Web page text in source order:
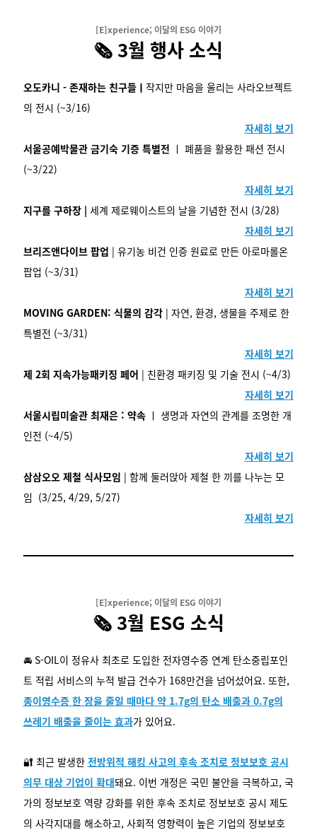
[E]xperience; 이달의 ESG 이야기
🗞️3월 행사 소식
오도카니 - 존재하는 친구들ㅣ 작지만 마음을 울리는 사라오브젝트
의 전시 (~3/16)
자세히 보기
서울공예박물관 금기숙 기증 특별전 ㅣ 폐품을 활용한 패션 전시
(~3/22)
자세히 보기
지구를 구하장 | 세계 제로웨이스트의 날을 기념한 전시 (3/28)
자세히 보기
브리즈앤다이브 팝업 | 유기농 비건 인증 원료로 만든 아로마롤온
팝업 (~3/31)
자세히 보기
MOVING GARDEN: 식물의 감각| 자연, 환경, 생물을 주제로 한
특별전 (~3/31)
자세히 보기
제 2회 지속가능패키징 페어 | 친환경 패키징 및 기술 전시 (~4/3)
자세히 보기
서울시립미술관 최재은 : 약속ㅣ 생명과 자연의 관계를 조명한 개
인전 (~4/5)
자세히 보기
삼삼오오 제철 식사모임 | 함께 둘러앉아 제철 한 끼를 나누는 모
임 (3/25, 4/29, 5/27)
자세히 보기
[E]xperience; 이달의 ESG 이야기
🗞️3월 ESG 소식
🚘 S-OIL이 정유사 최초로 도입한 전자영수증 연계 탄소중립포인
트 적립 서비스의 누적 발급 건수가 168만건을 넘어섰어요. 또한,
종이영수증 한 장을 줄일 때마다 약 1.7g의 탄소 배출과 0.7g의
쓰레기 배출을 줄이는 효과가 있어요.
🔐 최근 발생한 전방위적 해킹 사고의 후속 조치로 정보보호 공시
의무 대상 기업이 확대돼요. 이번 개정은 국민 불안을 극복하고, 국
가의 정보보호 역량 강화를 위한 후속 조치로 정보보호 공시 제도
의 사각지대를 해소하고, 사회적 영향력이 높은 기업의 정보보호